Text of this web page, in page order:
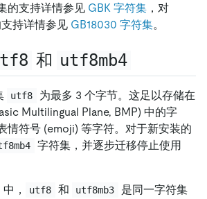
的支持详情参见 GBK 字符集 ，对
持详情参见 GB18030 字符集。
和 utf8mb4
utf8
为最多 3 个字节。这足以存储在
Multilingual Plane, BMP) 中的字
情符号 (emoji) 等字符。对于新安装的
字符集，并逐步迁移停止使用
， utf8 和 utf8mb3
是同一字符集